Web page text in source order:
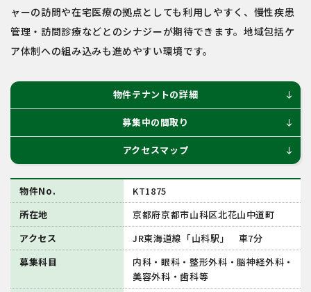
ャーの訪問や在宅医療の拠点としても利用しやすく、慢性疾患
管理・訪問診療などとのシナジーが期待できます。地域包括ケ
ア体制への組み込みも進めやすい環境です。
物件テナントの詳細 south
募集中の間取り south
アクセスマップ south
物件No.
KT1875
所在地
京都府京都市山科区北花山中道町
アクセス
JR東海道線「山科駅」 車7分
募集科目
内科・眼科・整形外科・脳神経外科・
美容外科・歯科等